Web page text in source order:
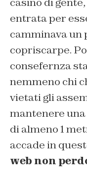
entrata per
camminava un
copriscarpe.
consefernza
nemmeno chi
vietati gli
mantenere
di almeno 1
accade in
web non